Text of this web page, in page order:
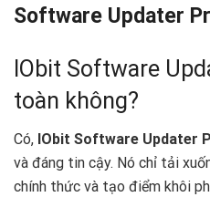
Software Updater
IObit Software
toàn không?
Có, IObit Software Updater
và đáng tin cậy. Nó chỉ tải
chính thức và tạo điểm khôi